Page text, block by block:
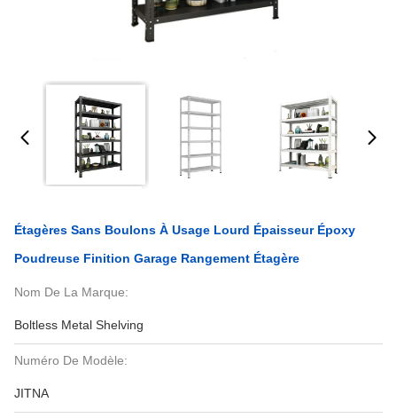
Étagères Sans Boulons À Usage Lourd Épaisseur Époxy
Poudreuse Finition Garage Rangement Étagère
Nom De La Marque:
Boltless Metal Shelving
Numéro De Modèle:
JITNA